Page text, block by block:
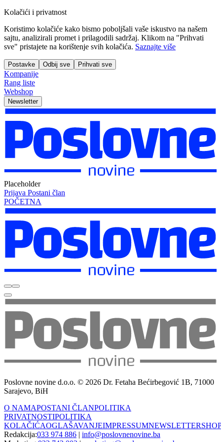
Kolačići i privatnost
Koristimo kolačiće kako bismo poboljšali vaše iskustvo na našem
sajtu, analizirali promet i prilagodili sadržaj. Klikom na "Prihvati
sve" pristajete na korištenje svih kolačića. Saznajte više
Postavke Odbij sve Prihvati sve
Kompanije
Rang liste
Webshop
Newsletter
Placeholder
Prijava Postani član
POČETNA
Poslovne novine d.o.o. © 2026 Dr. Fetaha Bećirbegović 1B, 71000
Sarajevo, BiH
O NAMAPOSTANI ČLANPOLITIKA
PRIVATNOSTIPOLITIKA
KOLAČIĆAOGLAŠAVANJEIMPRESSUMNEWSLETTER
Redakcija:033 974 886 | info@poslovnenovine.ba